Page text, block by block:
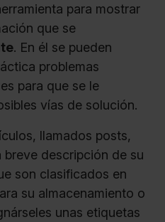
para mostrar
que se
. En él se pueden
problemas
para que se le
vías de solución.
llamados posts,
descripción de su
son clasificados en
su almacenamiento o
unas etiquetas